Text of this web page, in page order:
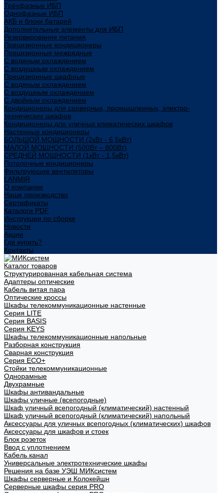
Трёхфазные ИБП
Однофазные ИБП
АКБ и блоки батарей
Дополнительные элементы для ИБП
Резервирование питания
Прецизионные кондиционеры
Прецизионные межрядные
С водяным охлаждением
С воздушным охлаждением
Прецизионные шкафные
С водяным охлаждением
С воздушным охлаждением
С двойным охлаждением
Кондиционеры для серверных, промышленных, электро-
технических шкафов
Кондиционеры для уличных климатических шкафов
Настенные кондиционеры
БОЛЬШОЙ МОЩНОСТИ (2кВт - 6,5кВт)
МАЛОЙ МОЩНОСТИ (500Вт – 800Вт)
СРЕДНЕЙ МОЩНОСТИ (1кВт - 1,5кВт)
Потолочные кондиционеры
Фильтрующие вентиляторы
LANMIR
О компании
Наше производство
Сертификаты
Каталоги PDF
Инструкции по сборке
Новости
Акции
Где купить?
Контакты
Каталог товаров
Структурированная кабельная система
Адаптеры оптические
Кабель витая пара
Оптические кроссы
Шкафы телекоммуникационные настенные
Cерия LITE
Cерия BASIS
Cерия KEYS
Шкафы телекоммуникационные напольные
Разборная конструкция
Сварная конструкция
Серия ECO+
Стойки телекоммуникационные
Однорамные
Двухрамные
Шкафы антивандальные
Шкафы уличные (всепогодные)
Шкаф уличный всепогодный (климатический) настенный
Шкаф уличный всепогодный (климатический) напольный
Аксессуары для уличных всепогодных (климатических) шкафов
Аксессуары для шкафов и стоек
Блок розеток
Ввод с уплотнением
Кабель канал
Универсальные электротехнические шкафы
Решения на базе УЭШ МИКсистем
Шкафы серверные и Колокейшн
Серверные шкафы серия PRO